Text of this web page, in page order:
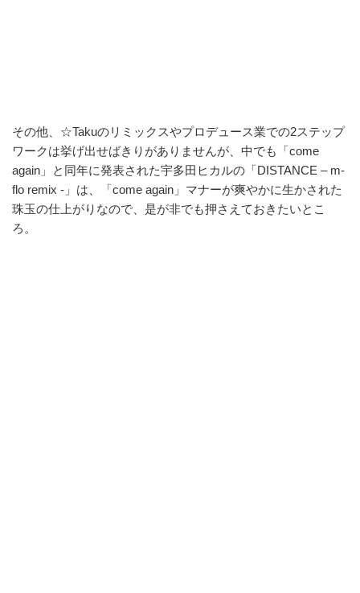
その他、☆Takuのリミックスやプロデュース業での2ステップ
ワークは挙げ出せばきりがありませんが、中でも「come
again」と同年に発表された宇多田ヒカルの「DISTANCE – m-
flo remix -」は、「come again」マナーが爽やかに生かされた
珠玉の仕上がりなので、是が非でも押さえておきたいとこ
ろ。